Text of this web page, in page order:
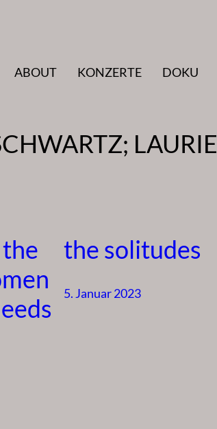
ABOUT
KONZERTE DOKU
LAURIE
the solitudes
5. Januar 2023